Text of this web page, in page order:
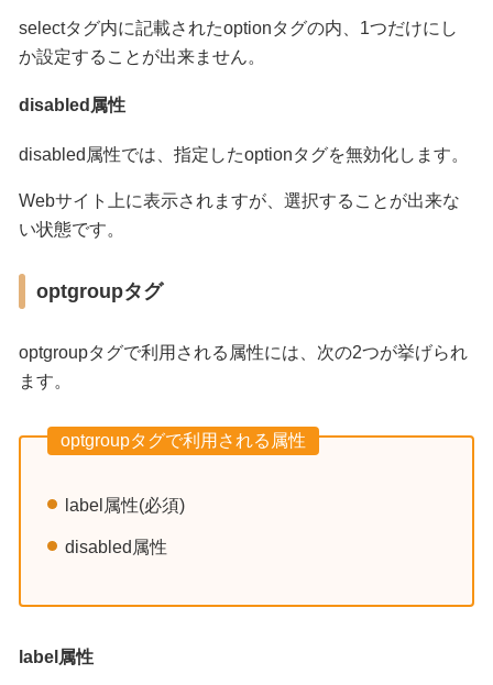
selectタグ内に記載されたoptionタグの内、1つだけにし
か設定することが出来ません。
disabled属性
disabled属性では、指定したoptionタグを無効化します。
Webサイト上に表示されますが、選択することが出来な
い状態です。
optgroupタグ
optgroupタグで利用される属性には、次の2つが挙げられ
ます。
optgroupタグで利用される属性
label属性(必須)
disabled属性
label属性